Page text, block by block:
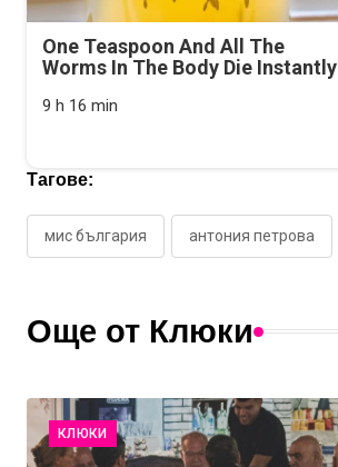
One Teaspoon And All The
Worms In The Body Die Instantly
9 h 16 min
Тагове:
мис българия антония петрова
Още от Клюки
КЛЮКИ